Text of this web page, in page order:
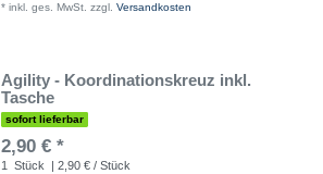
* inkl. ges. MwSt. zzgl. Versandkosten
Agility - Koordinationskreuz inkl.
Tasche
sofort lieferbar
2,90 € *
1 Stück | 2,90 € / Stück